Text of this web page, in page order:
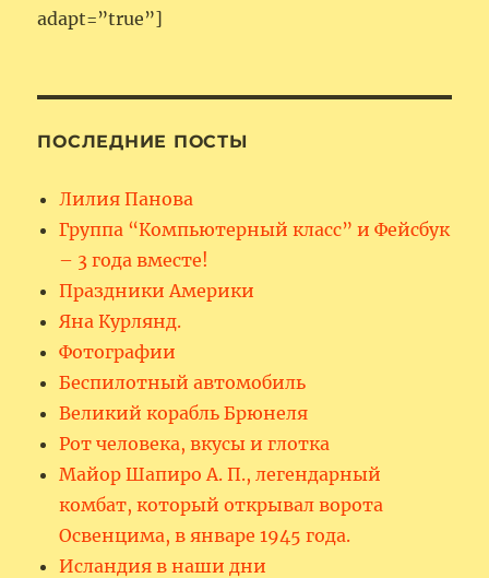
adapt=”true”]
ПОСЛЕДНИЕ ПОСТЫ
Лилия Панова
Группа “Компьютерный класс” и Фейсбук
– 3 года вместе!
Праздники Америки
Яна Курлянд.
Фотографии
Беспилотный автомобиль
Великий корабль Брюнеля
Рот человека, вкусы и глотка
Майор Шапиро А. П., легендарный
комбат, который открывал ворота
Освенцима, в январе 1945 года.
Исландия в наши дни